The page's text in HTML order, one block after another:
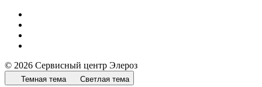
© 2026 Сервисный центр Элероз
Темная тема Светлая тема